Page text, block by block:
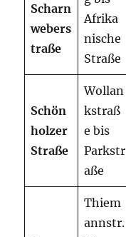
Scharn
webers
traße
Afrika
nische
Straße
Schön
holzer
Straße
Wollan
kstraß
e bis
Parkstr
aße
Thiem
annstr.